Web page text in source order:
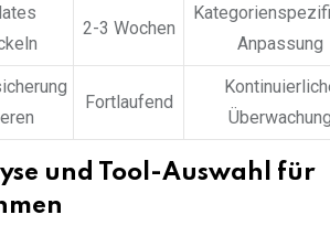
2-3 Wochen
Anpassung
Fortlaufend
und Tool-Auswahl für